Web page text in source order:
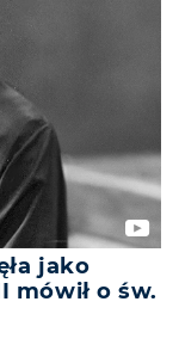
jako
mówił o św.